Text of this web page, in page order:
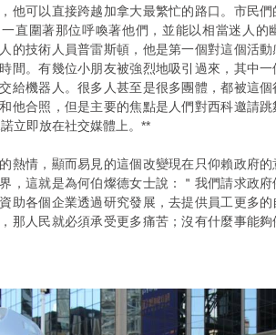
他可以直接跨越加拿大最繁忙的路口。市民
直圍著那位呼喚著他們，並能以相當迷人的
的技術人員普雷斯頓，他是第一個對這個活
間。有幾位小朋友被強烈地吸引過來，其中
給機器人。很多人甚至是很多團體，都被這
他合照，但是主要的焦點是人們對西科邀請
立即放在社交媒體上。**
熱情，顯而易見的這個改變現在只仰賴政府
，這就是為何伯燦德女士說：＂我們請求政
助各個企業透過研究發展，去提供員工更多
那人民就必須承受更多痛苦；沒有什麼事能